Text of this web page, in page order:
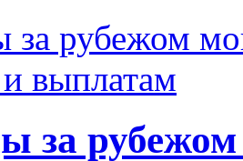
за рубежом